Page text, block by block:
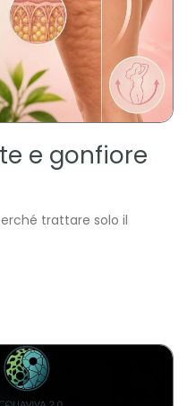
e gonfiore
trattare solo il